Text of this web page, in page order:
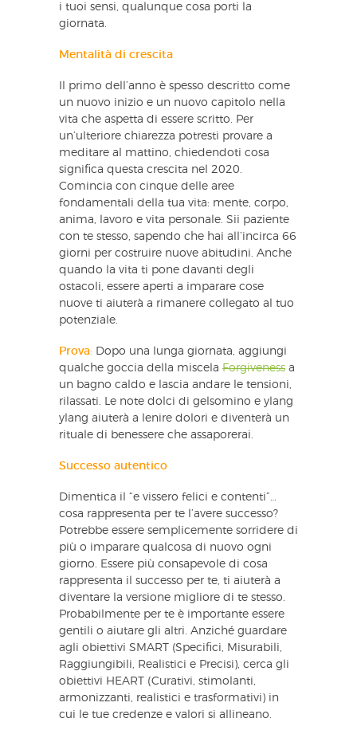
i tuoi sensi, qualunque cosa porti la
giornata.
Mentalità di crescita
Il primo dell’anno è spesso descritto come
un nuovo inizio e un nuovo capitolo nella
vita che aspetta di essere scritto. Per
un’ulteriore chiarezza potresti provare a
meditare al mattino, chiedendoti cosa
significa questa crescita nel 2020.
Comincia con cinque delle aree
fondamentali della tua vita: mente, corpo,
anima, lavoro e vita personale. Sii paziente
con te stesso, sapendo che hai all’incirca 66
giorni per costruire nuove abitudini. Anche
quando la vita ti pone davanti degli
ostacoli, essere aperti a imparare cose
nuove ti aiuterà a rimanere collegato al tuo
potenziale.
Prova: Dopo una lunga giornata, aggiungi
qualche goccia della miscela Forgiveness a
un bagno caldo e lascia andare le tensioni,
rilassati. Le note dolci di gelsomino e ylang
ylang aiuterà a lenire dolori e diventerà un
rituale di benessere che assaporerai.
Successo autentico
Dimentica il “e vissero felici e contenti”…
cosa rappresenta per te l’avere successo?
Potrebbe essere semplicemente sorridere di
più o imparare qualcosa di nuovo ogni
giorno. Essere più consapevole di cosa
rappresenta il successo per te, ti aiuterà a
diventare la versione migliore di te stesso.
Probabilmente per te è importante essere
gentili o aiutare gli altri. Anziché guardare
agli obiettivi SMART (Specifici, Misurabili,
Raggiungibili, Realistici e Precisi), cerca gli
obiettivi HEART (Curativi, stimolanti,
armonizzanti, realistici e trasformativi) in
cui le tue credenze e valori si allineano.